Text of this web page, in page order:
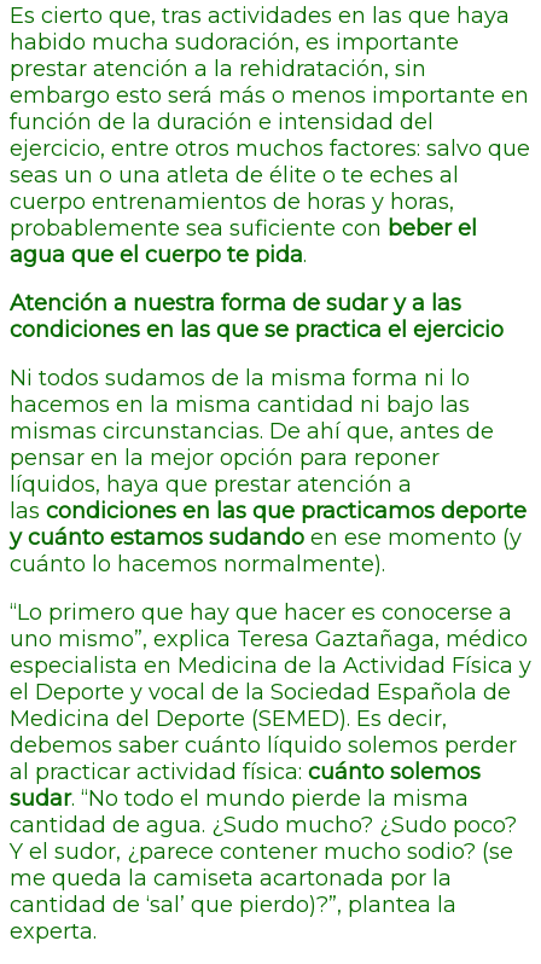
Es cierto que, tras actividades en las que haya
habido mucha sudoración, es importante
prestar atención a la rehidratación, sin
embargo esto será más o menos importante en
función de la duración e intensidad del
ejercicio, entre otros muchos factores: salvo que
seas un o una atleta de élite o te eches al
cuerpo entrenamientos de horas y horas,
probablemente sea suficiente con beber el
agua que el cuerpo te pida.
Atención a nuestra forma de sudar y a las
condiciones en las que se practica el ejercicio
Ni todos sudamos de la misma forma ni lo
hacemos en la misma cantidad ni bajo las
mismas circunstancias. De ahí que, antes de
pensar en la mejor opción para reponer
líquidos, haya que prestar atención a
las condiciones en las que practicamos deporte
y cuánto estamos sudando en ese momento (y
cuánto lo hacemos normalmente).
“Lo primero que hay que hacer es conocerse a
uno mismo”, explica Teresa Gaztañaga, médico
especialista en Medicina de la Actividad Física y
el Deporte y vocal de la Sociedad Española de
Medicina del Deporte (SEMED). Es decir,
debemos saber cuánto líquido solemos perder
al practicar actividad física: cuánto solemos
sudar. “No todo el mundo pierde la misma
cantidad de agua. ¿Sudo mucho? ¿Sudo poco?
Y el sudor, ¿parece contener mucho sodio? (se
me queda la camiseta acartonada por la
cantidad de ‘sal’ que pierdo)?”, plantea la
experta.